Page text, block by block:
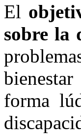
El
sobre la
forma